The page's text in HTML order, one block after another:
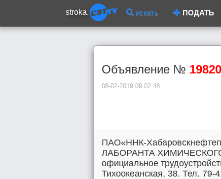
stroka. искать ПОДАТЬ
Объявление № 19820
08-02-2019 09:02:48
ПАО«ННК-
ЛАБОРАНТА ХИМИЧЕСКОГО
официальное
Тихоокеанская, 38. Тел. 79-